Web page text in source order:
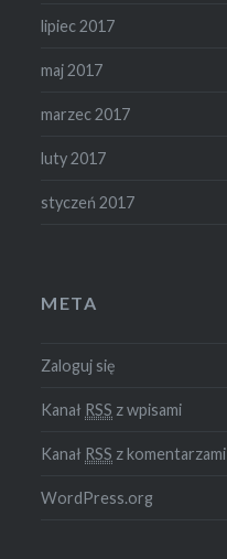
lipiec 2017
maj 2017
marzec 2017
luty 2017
styczeń 2017
META
Zaloguj się
Kanał RSS z wpisami
Kanał RSS z komentarzami
WordPress.org